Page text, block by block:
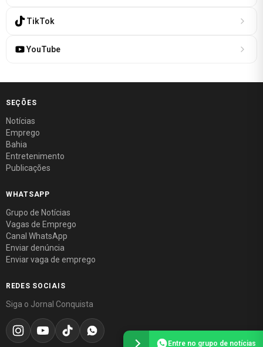
TikTok
YouTube
SEÇÕES
Notícias
Emprego
Bahia
Entretenimento
Publicações
WHATSAPP
Grupo de Notícias
Vagas de Emprego
Canal WhatsApp
Enviar denúncia
Enviar vaga de emprego
REDES SOCIAIS
Siga o Jornal Conquista
Entre no grupo de notícias